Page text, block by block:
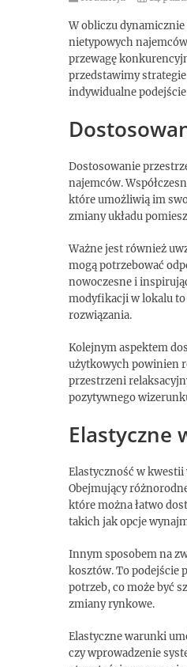
W obliczu
nietypowych
przewagę
przedstawimy
indywidualne
Dostosowanie
najemców.
które umożliwią im
zmiany układu
Ważne jest również
mogą potrzebować
nowoczesne i
modyfikacji w lokalu to
rozwiązania.
Kolejnym aspektem
użytkowych powinien
przestrzeni
pozytywnego
Elastyczne
Elastyczność w
Obejmujący
które można łatwo
takich jak opcje
Innym sposobem na
kosztów. To podejście
potrzeb, co może być
zmiany rynkowe.
Elastyczne warunki
czy wprowadzenie